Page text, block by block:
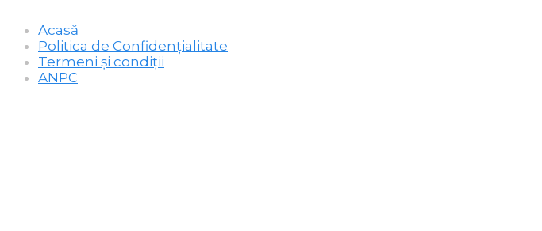
Acasă
Politica de Confidențialitate
Termeni şi condiţii
ANPC